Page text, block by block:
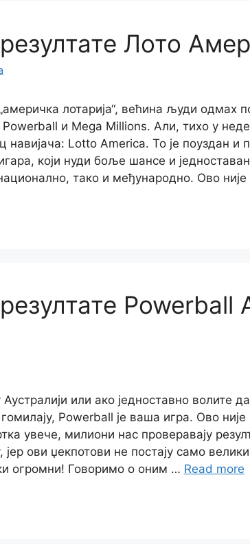
Лото
лотарија“, већина људи одмах
Powerball и Mega Millions. Али, тихо у
навијача: Lotto America. То је поуздан и
који нуди боље шансе и
тако и међународно. Ово
Powerball
или ако једноставно волите
Powerball је ваша игра. Ово није
увече, милиони нас проверавају
ови џекпотови не постају само
огромни! Говоримо о оним … Read more